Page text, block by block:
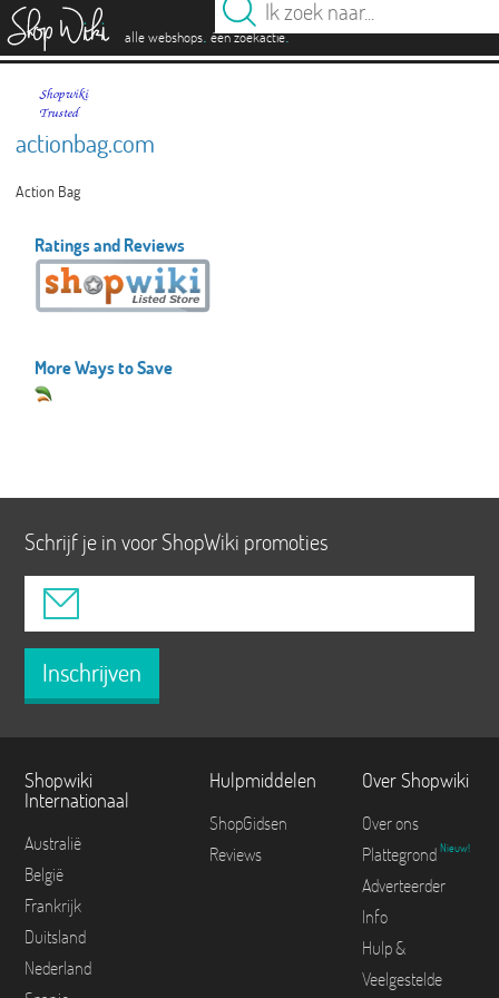
alle webshops. één zoekactie.
actionbag.com
Action Bag
Ratings and Reviews
More Ways to Save
Schrijf je in voor ShopWiki promoties
Inschrijven
Shopwiki
Internationaal
Australië
België
Frankrijk
Duitsland
Nederland
Hulpmiddelen
ShopGidsen
Reviews
Over Shopwiki
Over ons
Plattegrond Nieuw!
Adverteerder
Info
Hulp &
Veelgestelde